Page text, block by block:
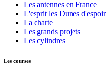
Les antennes en France
L'esprit les Dunes d'espoir
La charte
Les grands projets
Les cylindres
Les courses